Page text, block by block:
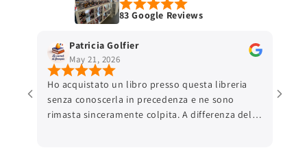
83 Google Reviews
Patricia Golfier
May 21, 2026
Ho acquistato un libro presso questa libreria
senza conoscerla in precedenza e ne sono
rimasta sinceramente colpita. A differenza delle